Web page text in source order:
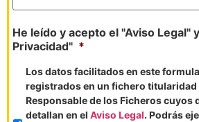
He leído y acepto el "Aviso Legal"
Privacidad" *
Los datos facilitados en este
registrados en un fichero titularidad
Responsable de los Ficheros cuyos
detallan en el Aviso Legal. Podrás